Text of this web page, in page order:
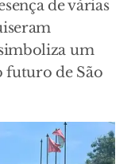
de várias
um
futuro de São